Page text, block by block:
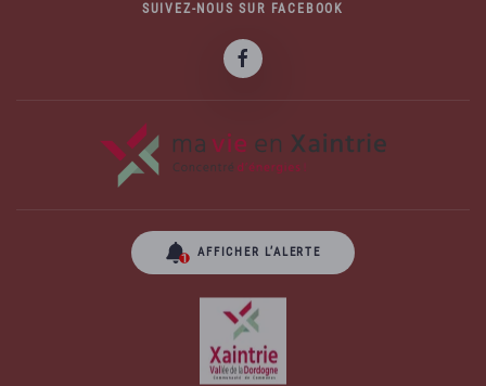
SUIVEZ-NOUS SUR FACEBOOK
AFFICHER L’ALERTE